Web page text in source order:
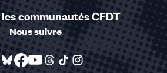
communautés CFDT
Nous suivre